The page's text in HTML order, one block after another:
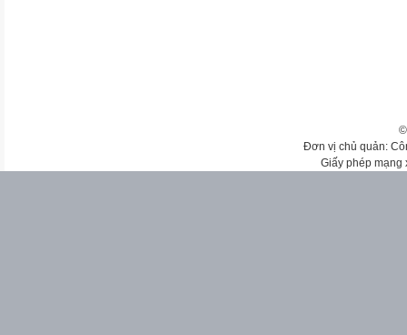
Đơn vị chủ quản:
Giấy phép mạng